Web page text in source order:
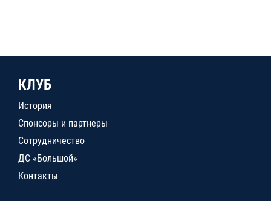
КЛУБ
История
Спонсоры и партнеры
Сотрудничество
ДС «Большой»
Контакты